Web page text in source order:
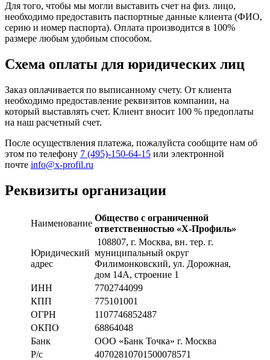
Для того, чтобы мы могли выставить счет на физ. лицо,
необходимо предоставить паспортные данные клиента (ФИО,
серию и номер паспорта). Оплата производится в 100%
размере любым удобным способом.
Схема оплаты для юридических лиц
Заказ оплачивается по выписанному счету. От клиента
необходимо предоставление реквизитов компании, на
который выставлять счет. Клиент вносит 100 % предоплаты
на наш расчетный счет.
После осуществления платежа, пожалуйста сообщите нам об
этом по телефону 7 (495)-150-64-15 или электронной
почте info@x-profil.ru
Реквизиты организации
Наименование
Общество с ограниченной
ответственностью «Х-Профиль»
Юридический
адрес
108807, г. Москва, вн. тер. г.
муниципальный округ
Филимонковский, ул. Дорожная,
дом 14А, строение 1
ИНН
7702744099
КПП
775101001
ОГРН
1107746852487
ОКПО
68864048
Банк
ООО «Банк Точка» г. Москва
Р/с
40702810701500078571